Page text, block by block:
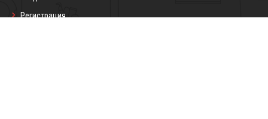
Регистрация